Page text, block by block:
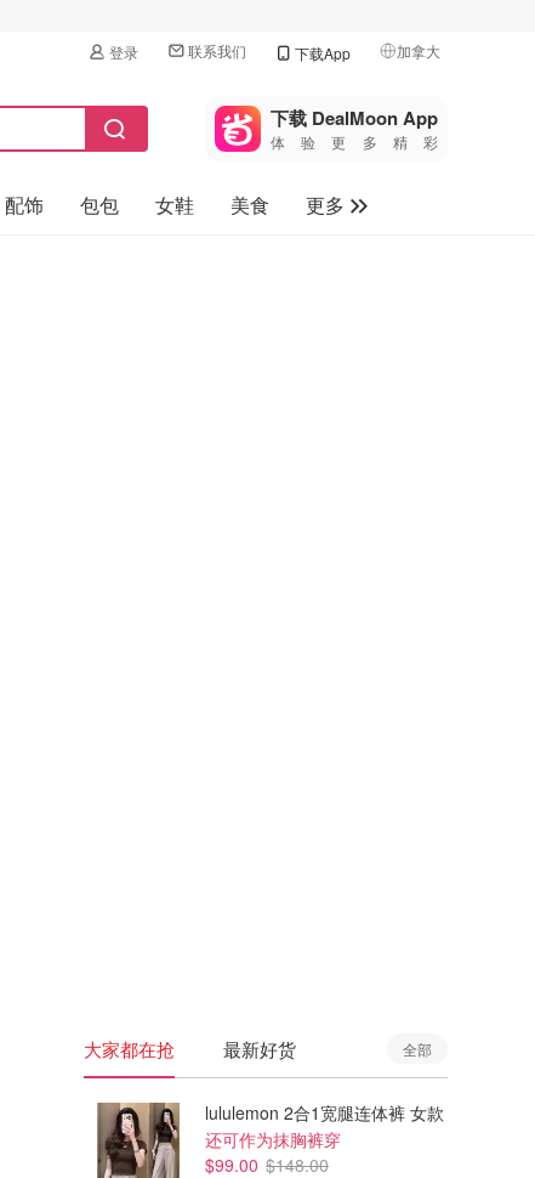
登录 联系我们 下载App 加拿大
🇺🇸
美国
🇨🇳中国
🇨🇦加拿大
下载 DealMoon App
体验更多精彩
配饰 包包 女鞋 美食
更多
大家都在抢 最新好货 全部
lululemon 2合1宽腿连体裤 女款
还可作为抹胸裤穿
$99.00 $148.00